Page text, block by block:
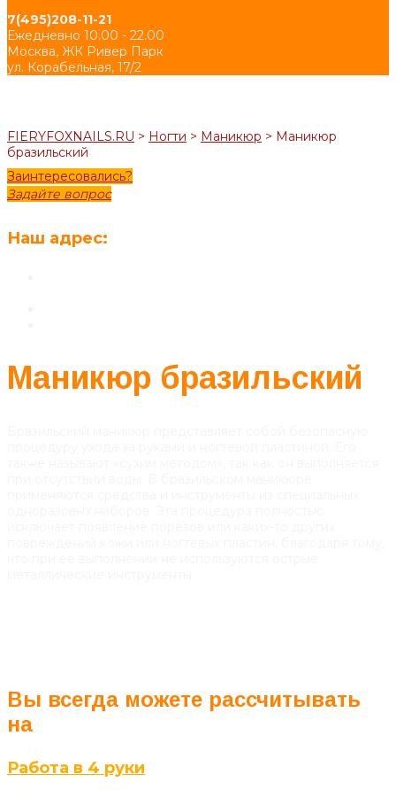
7(495)208-11-21
Ежедневно 10.00 - 22.00
Москва, ЖК Ривер Парк
ул. Корабельная, 17/2
FIERYFOXNAILS.RU > Ногти > Маникюр > Маникюр
бразильский
Заинтересовались?
Задайте вопрос
Наш адрес:
Маникюр бразильский
Вы всегда можете рассчитывать
на
Работа в 4 руки